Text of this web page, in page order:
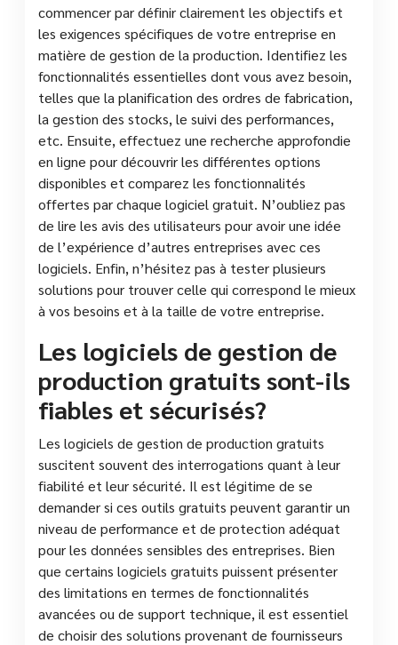
commencer par définir clairement les objectifs et
les exigences spécifiques de votre entreprise en
matière de gestion de la production. Identifiez les
fonctionnalités essentielles dont vous avez besoin,
telles que la planification des ordres de fabrication,
la gestion des stocks, le suivi des performances,
etc. Ensuite, effectuez une recherche approfondie
en ligne pour découvrir les différentes options
disponibles et comparez les fonctionnalités
offertes par chaque logiciel gratuit. N’oubliez pas
de lire les avis des utilisateurs pour avoir une idée
de l’expérience d’autres entreprises avec ces
logiciels. Enfin, n’hésitez pas à tester plusieurs
solutions pour trouver celle qui correspond le mieux
à vos besoins et à la taille de votre entreprise.
Les logiciels de gestion de
production gratuits sont-ils
fiables et sécurisés?
Les logiciels de gestion de production gratuits
suscitent souvent des interrogations quant à leur
fiabilité et leur sécurité. Il est légitime de se
demander si ces outils gratuits peuvent garantir un
niveau de performance et de protection adéquat
pour les données sensibles des entreprises. Bien
que certains logiciels gratuits puissent présenter
des limitations en termes de fonctionnalités
avancées ou de support technique, il est essentiel
de choisir des solutions provenant de fournisseurs